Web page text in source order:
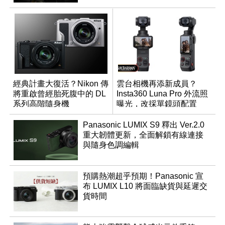
經典計畫大復活？Nikon 傳
將重啟曾經胎死腹中的 DL
系列高階隨身機
雲台相機再添新成員？
Insta360 Luna Pro 外流照
曝光，改採單鏡頭配置
Panasonic LUMIX S9 釋出 Ver.2.0
重大韌體更新，全面解鎖有線連接
與隨身色調編輯
預購熱潮超乎預期！Panasonic 宣
布 LUMIX L10 將面臨缺貨與延遲交
貨時間